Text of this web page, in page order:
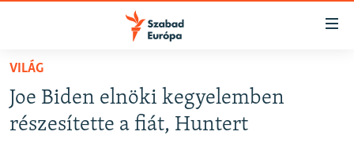
Akadálymentes
Ugrás
oldalra
NAPIRENDEN
AKTUÁLIS
VILÁG
Joe Biden elnöki kegyelemben
részesítette a fiát, Huntert